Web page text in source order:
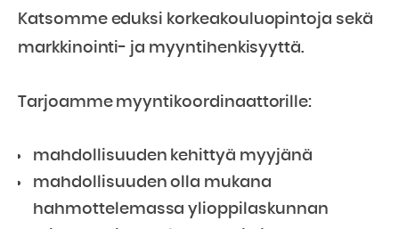
Katsomme eduksi korkeakouluopintoja sekä
markkinointi- ja myyntihenkisyyttä.
Tarjoamme myyntikoordinaattorille:
mahdollisuuden kehittyä myyjänä
mahdollisuuden olla mukana
hahmottelemassa ylioppilaskunnan